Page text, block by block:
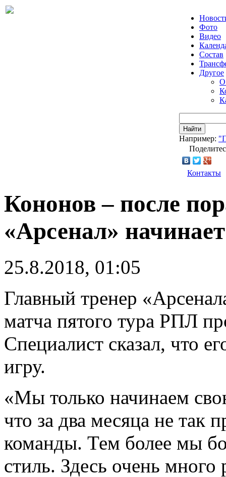
Фото
Видео
Состав
Другое
О
Найти
Например:
Контакты
Кононов – после
«Арсенал»
25.8.2018, 01:05
Главный тренер
матча пятого тура РПЛ
Специалист сказал, что
игру.
«Мы только начинаем
что за два месяца не так
команды. Тем более мы
стиль. Здесь очень много